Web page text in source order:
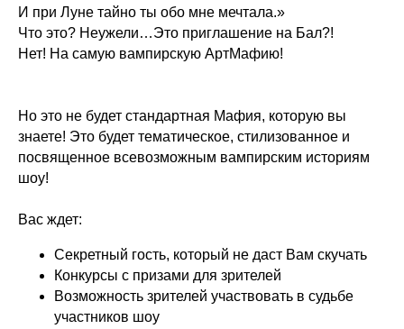
И при Луне тайно ты обо мне мечтала.»
Что это? Неужели…Это приглашение на Бал?!
Нет! На самую вампирскую АртМафию!
Но это не будет стандартная Мафия, которую вы
знаете! Это будет тематическое, стилизованное и
посвященное всевозможным вампирским историям
шоу!
Вас ждет:
Секретный гость, который не даст Вам скучать
Конкурсы с призами для зрителей
Возможность зрителей участвовать в судьбе
участников шоу